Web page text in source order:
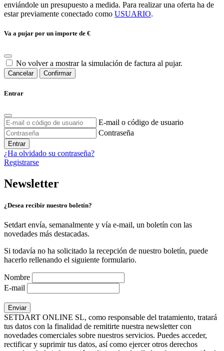
enviándole un presupuesto a medida. Para realizar una oferta ha de
estar previamente conectado como USUARIO.
Va a pujar por un importe de €
No volver a mostrar la simulación de factura al pujar.
Cancelar Confirmar
Entrar
E-mail o código de usuario
Contraseña
Entrar
¿Ha olvidado su contraseña?
Registrarse
Newsletter
¿Desea recibir nuestro boletín?
Setdart envía, semanalmente y vía e-mail, un boletín con las
novedades más destacadas.
Si todavía no ha solicitado la recepción de nuestro boletín, puede
hacerlo rellenando el siguiente formulario.
Nombre
E-mail
SETDART ONLINE SL, como responsable del tratamiento, tratará
tus datos con la finalidad de remitirte nuestra newsletter con
novedades comerciales sobre nuestros servicios. Puedes acceder,
rectificar y suprimir tus datos, así como ejercer otros derechos